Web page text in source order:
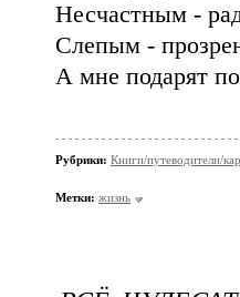
Несчастным -
Слепым -
А мне подарят
Рубрики: Книги/путеводители/
Метки: жизнь